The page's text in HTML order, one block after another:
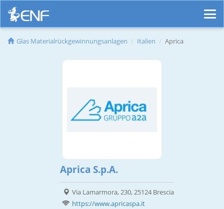
Glas Materialrückgewinnungsanlagen Italien Aprica
Aprica S.p.A.
Via Lamarmora, 230, 25124 Brescia
https://www.apricaspa.it